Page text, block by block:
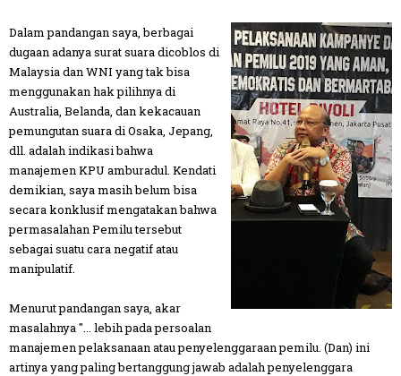
Dalam pandangan saya, berbagai
dugaan adanya surat suara dicoblos di
Malaysia dan WNI yang tak bisa
menggunakan hak pilihnya di
Australia, Belanda, dan kekacauan
pemungutan suara di Osaka, Jepang,
dll. adalah indikasi bahwa
manajemen KPU amburadul. Kendati
demikian, saya masih belum bisa
secara konklusif mengatakan bahwa
permasalahan Pemilu tersebut
sebagai suatu cara negatif atau
manipulatif.
Menurut pandangan saya, akar
masalahnya "... lebih pada persoalan
manajemen pelaksanaan atau penyelenggaraan pemilu. (Dan) ini
artinya yang paling bertanggung jawab adalah penyelenggara